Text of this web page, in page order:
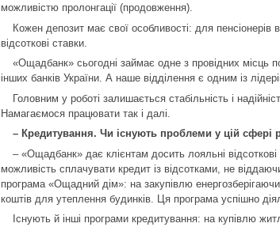
можливістю пролонгації (продовження).
Кожен депозит має свої особливості: для пенсіонерів
відсоткові ставки.
«Ощадбанк» сьогодні займає одне з провідних місць
інших банків України. А наше відділення є одним із
Головним у роботі залишається стабільність і
Намагаємося працювати так і далі.
– Кредитування. Чи існують проблеми у цій сфері
– «Ощадбанк» дає клієнтам досить лояльні
можливість сплачувати кредит із відсотками, не
програма «Ощадний дім»: на закупівлю
коштів для утеплення будинків. Ця програма успішно
Існують й інші програми кредитування: на купівлю